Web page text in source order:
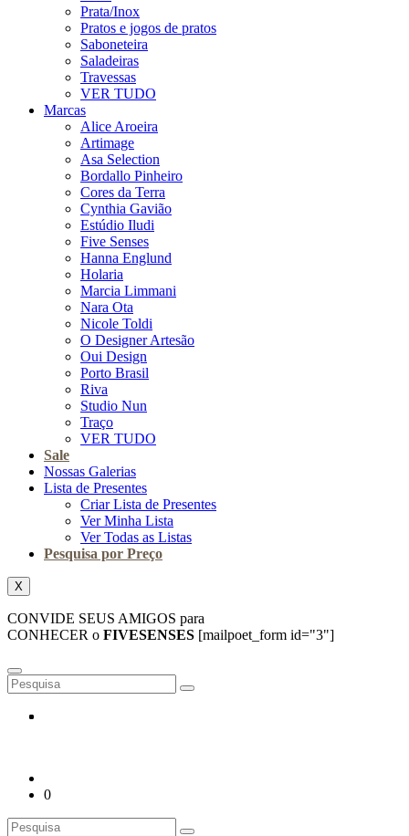
Prata/Inox
Pratos e jogos de pratos
Saboneteira
Saladeiras
Travessas
VER TUDO
Marcas
Alice Aroeira
Artimage
Asa Selection
Bordallo Pinheiro
Cores da Terra
Cynthia Gavião
Estúdio Iludi
Five Senses
Hanna Englund
Holaria
Marcia Limmani
Nara Ota
Nicole Toldi
O Designer Artesão
Oui Design
Porto Brasil
Riva
Studio Nun
Traço
VER TUDO
Sale
Nossas Galerias
Lista de Presentes
Criar Lista de Presentes
Ver Minha Lista
Ver Todas as Listas
Pesquisa por Preço
X
CONVIDE SEUS AMIGOS para
CONHECER o FIVESENSES [mailpoet_form id="3"]
0